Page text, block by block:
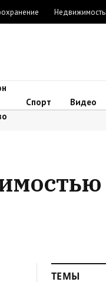
Недвижимость
Спорт Видео
ТЕМЫ